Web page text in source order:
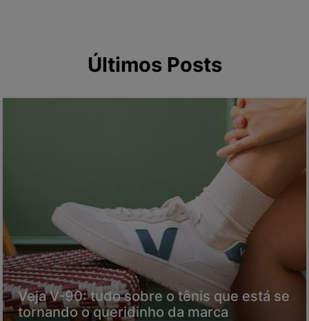
Últimos Posts
Veja V-90: tudo sobre o tênis que está se
tornando o queridinho da marca